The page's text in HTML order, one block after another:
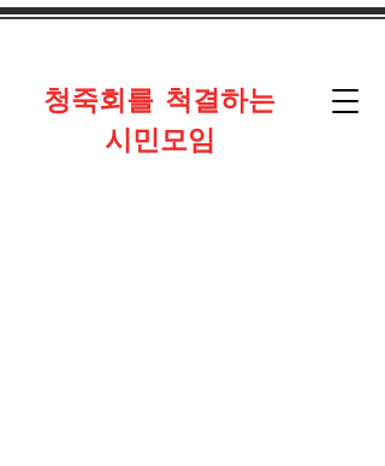
​청죽회를 척결하는
시민모임